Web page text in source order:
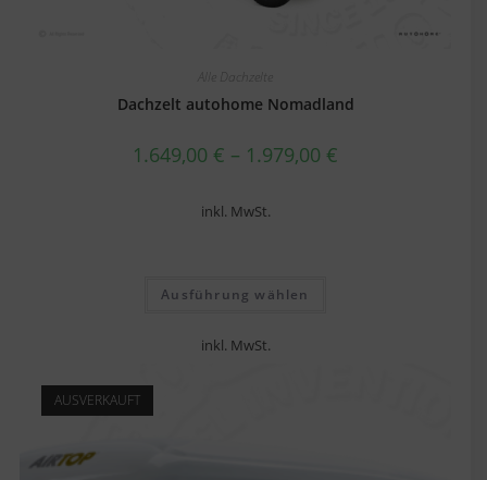
Alle Dachzelte
Dachzelt autohome Nomadland
1.649,00 € – 1.979,00 €
inkl. MwSt.
Ausführung wählen
inkl. MwSt.
AUSVERKAUFT